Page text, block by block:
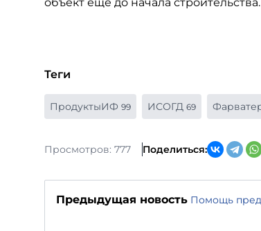
Теги
ПродуктыИФ 99 ИСОГД 69
Просмотров: 777 Поделиться:
Предыдущая новость Помощь